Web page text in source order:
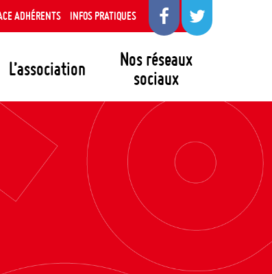
L’association
Nos réseaux
sociaux
ADHÉRENTS INFOS PRATIQUES